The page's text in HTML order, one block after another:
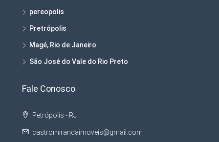
pereopolis
Pretrópolis
Magé, Rio de Janeiro
São José do Vale do Rio Preto
Fale Conosco
Petrópolis - RJ
castromirandaimoveis@gmail.com